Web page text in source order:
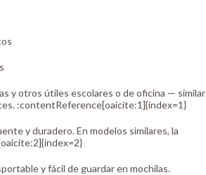
y otros útiles escolares o de oficina — similar
:contentReference[oaicite:1]{index=1}
y duradero. En modelos similares, la
y fácil de guardar en mochilas.